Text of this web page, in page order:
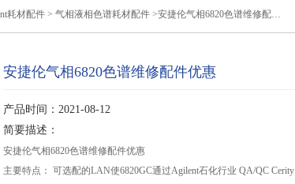
耗材配件 > 气相液相色谱耗材配件 >安捷伦气相6820色谱维修配件优惠
安捷伦气相6820色谱维修配件优惠
产品时间：2021-08-12
简要描述：
安捷伦气相6820色谱维修配件优惠
主要特点： 可选配的LAN使6820GC通过Agilent石化行业 QA/QC Cerity